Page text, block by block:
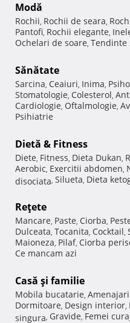
Modă
Rochii, Rochii de seara,
Pantofi, Rochii elegante,
Ochelari de soare, Tendinte
Sănătate
Sarcina, Ceaiuri, Inima,
Stomatologie, Colesterol,
Cardiologie, Oftalmologie,
Psihiatrie
Dietă & Fitness
Diete, Fitness, Dieta Dukan,
Aerobic, Exercitii abdomen,
disociata, Silueta, Dieta
Reţete
Mancare, Paste, Ciorba,
Dulceata, Tocanita, Cocktail,
Maioneza, Pilaf, Ciorba
Ce mancam azi
Casă şi familie
Mobila bucatarie,
Dormitoare, Design interior,
singura, Gravide, Femei